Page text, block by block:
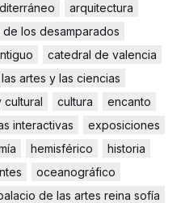
arquitectura
los desamparados
catedral de valencia
artes y las ciencias
cultura
encanto
interactivas
exposiciones
hemisférico
historia
oceanográfico
de las artes reina sofía